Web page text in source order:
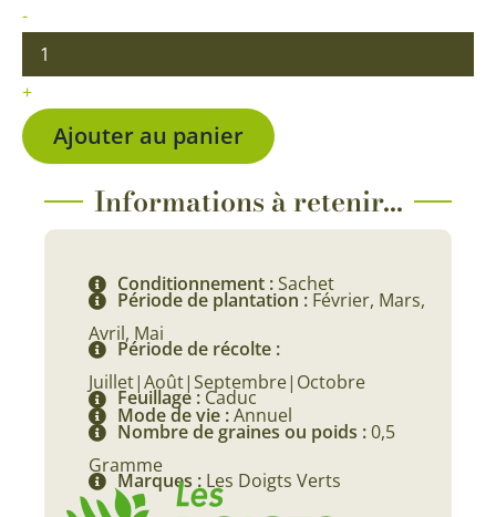
-Tomate
de
Marmande
VR
BIO
+
Ajouter au panier
Informations à retenir...
Conditionnement :Sachet
Période de plantation : Février, Mars,
Avril, Mai
Période de récolte :
Juillet|Août|Septembre|Octobre
Feuillage : Caduc
Mode de vie :Annuel
Nombre de graines ou poids :0,5
Gramme
Marques : Les Doigts Verts